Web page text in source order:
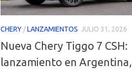
CHERY /LANZAMIENTOS JULIO 31, 2026
Nueva Chery Tiggo 7 CSH:
lanzamiento en Argentina,